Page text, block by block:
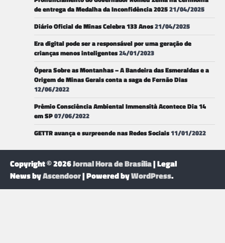
de entrega da Medalha da Inconfidência 202521/04/2025
Diário Oficial de Minas Celebra 133 Anos21/04/2025
Era digital pode ser a responsável por uma geração de
crianças menos inteligentes24/01/2023
Ópera Sobre as Montanhas – A Bandeira das Esmeraldas e a
Origem de Minas Gerais conta a saga de Fernão Dias
12/06/2022
Prêmio Consciência Ambiental Immensità Acontece Dia 14
em SP07/06/2022
GETTR avança e surpreende nas Redes Sociais11/01/2022
Copyright © 2026Jornal Hora de Brasília| Legal
News byAscendoor| Powered byWordPress.